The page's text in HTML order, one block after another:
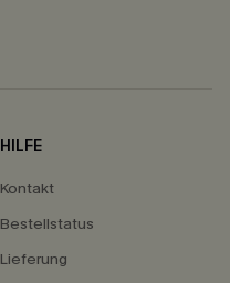
HILFE
Kontakt
Bestellstatus
Lieferung